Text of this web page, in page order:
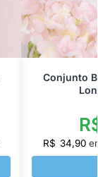
Conjunto
R$ 34,90